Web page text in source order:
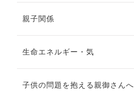
親子関係
生命エネルギー・気
子供の問題を抱える親御さんへ